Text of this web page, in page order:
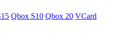
Qbox S10 Qbox 20 VCard